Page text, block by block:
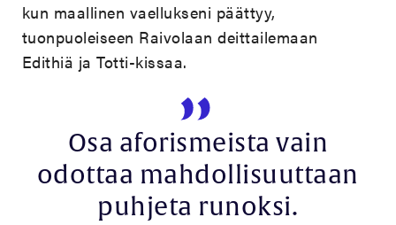
kun maallinen vaellukseni päättyy,
tuonpuoleiseen Raivolaan deittailemaan
Edithiä ja Totti-kissaa.
Osa aforismeista vain
odottaa mahdollisuuttaan
puhjeta runoksi.